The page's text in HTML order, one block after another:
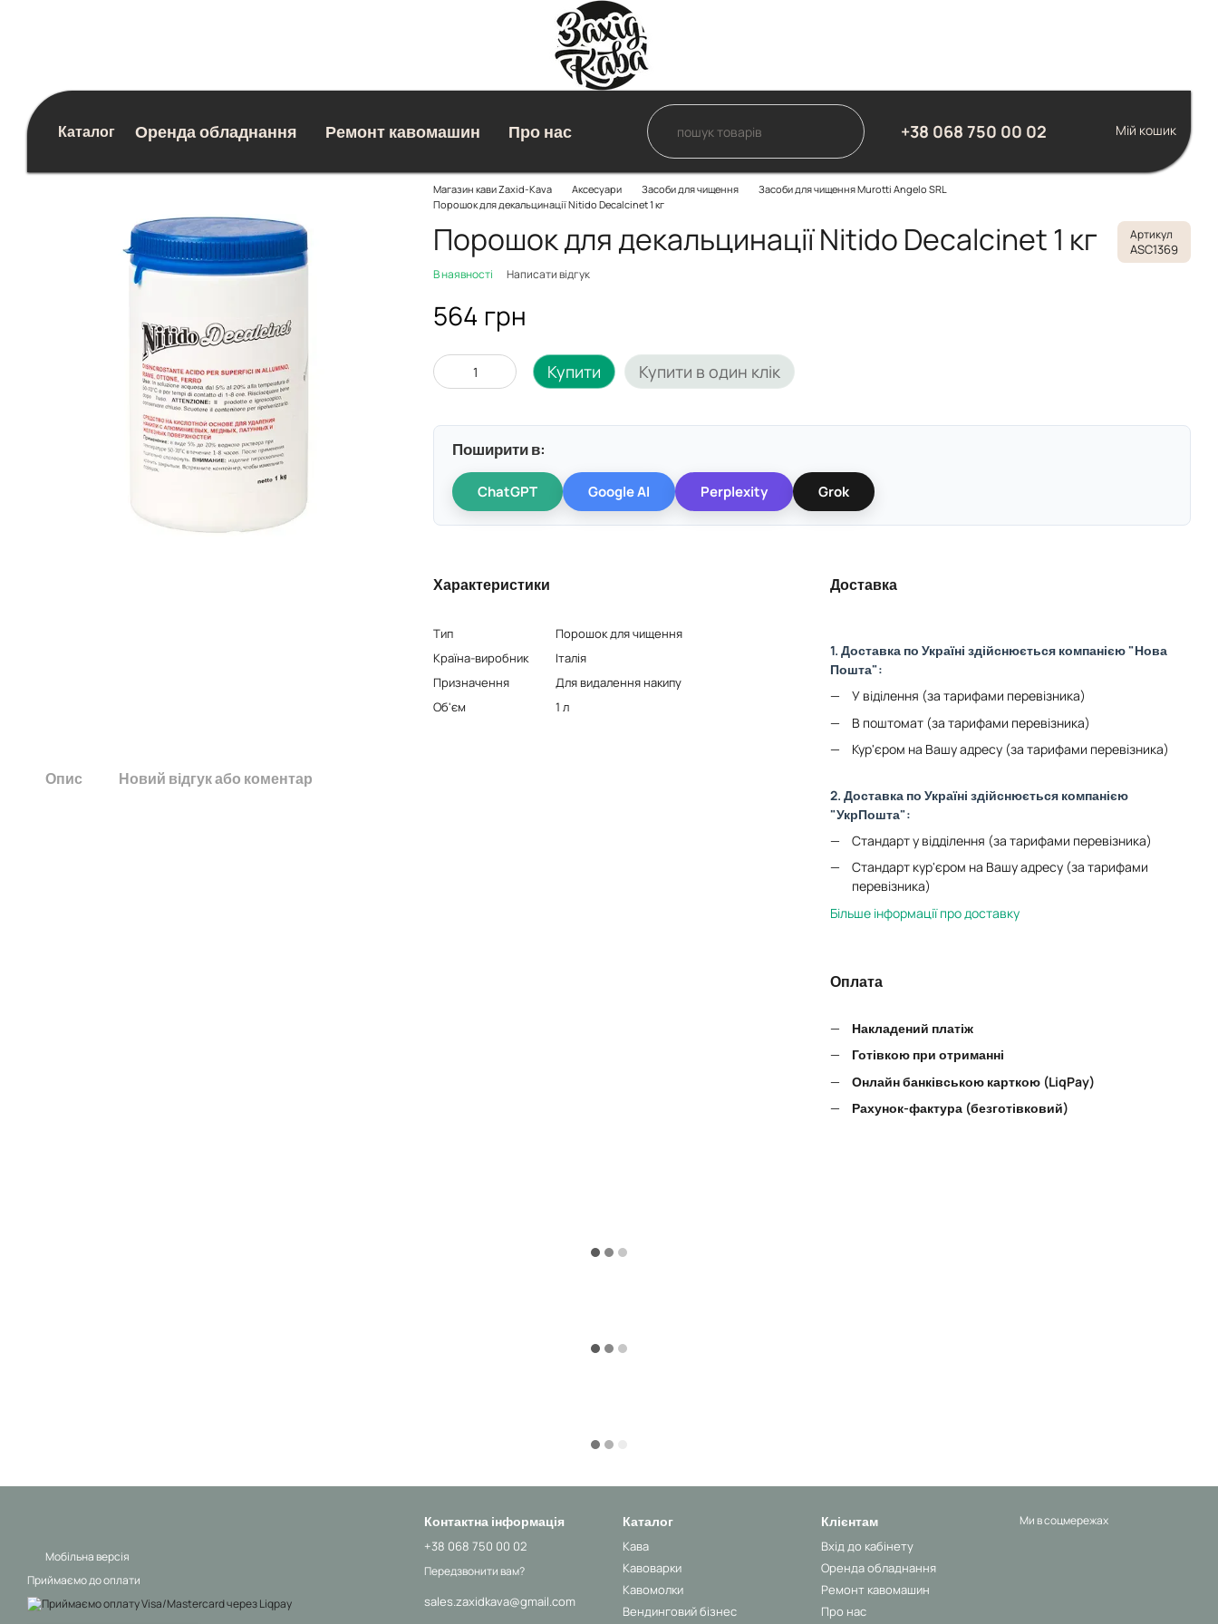
Каталог Оренда обладнання Ремонт кавомашин
Про нас
+38 068 750 00 02 Мій кошик
Магазин кави Zaxid-Kava Аксесуари Засоби для чищення
Засоби для чищення Murotti Angelo SRL
Порошок для декальцинації Nitido Decalcinet 1 кг
Порошок для декальцинації Nitido Decalcinet 1 кг Артикул
ASC1369
В наявності Написати відгук
564 грн
Купити Купити в один клік
Поширити в:
ChatGPT Google AI Perplexity Grok
Характеристики
Тип
Порошок для чищення
Країна-виробник
Італія
Призначення
Для видалення накипу
Об'єм
1 л
Доставка
1. Доставка по Україні здійснюється компанією "Нова
Пошта":
У віділення (за тарифами перевізника)
В поштомат (за тарифами перевізника)
Кур'єром на Вашу адресу (за тарифами перевізника)
2. Доставка по Україні здійснюється компанією
"УкрПошта":
Стандарт у відділення (за тарифами перевізника)
Стандарт кур'єром на Вашу адресу (за тарифами
перевізника)
Більше інформації про доставку
Оплата
Накладений платіж
Готівкою при отриманні
Онлайн банківською карткою (LiqPay)
Рахунок-фактура (безготівковий)
Опис Новий відгук або коментар
Мобільна версія
Приймаємо до оплати
Контактна інформація
+38 068 750 00 02
Передзвонити вам?
sales.zaxidkava@gmail.com
Каталог
Кава
Кавоварки
Кавомолки
Вендинговий бізнес
Клієнтам
Вхід до кабінету
Оренда обладнання
Ремонт кавомашин
Про нас
Ми в соцмережах